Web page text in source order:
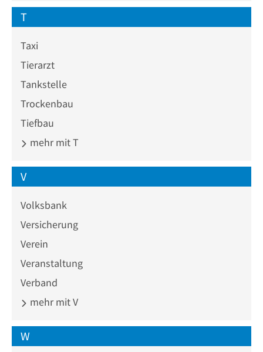
T
Taxi
Tierarzt
Tankstelle
Trockenbau
Tiefbau
mehr mit T
V
Volksbank
Versicherung
Verein
Veranstaltung
Verband
mehr mit V
W